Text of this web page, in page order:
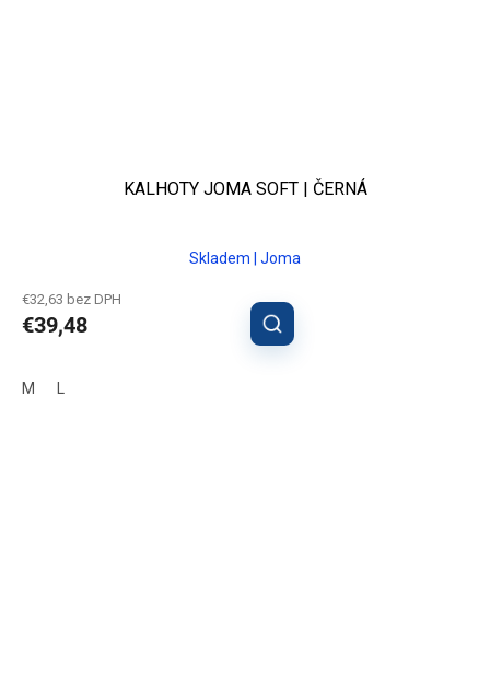
KALHOTY JOMA SOFT | ČERNÁ
Skladem | Joma
€32,63 bez DPH
€39,48
M